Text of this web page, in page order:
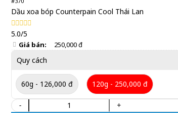
Dầu xoa bóp Counterpain Cool Thái Lan
5.0/5
Giá bán: 250,000 đ
Quy cách
60g - 126,000 đ 120g - 250,000 đ
-
+